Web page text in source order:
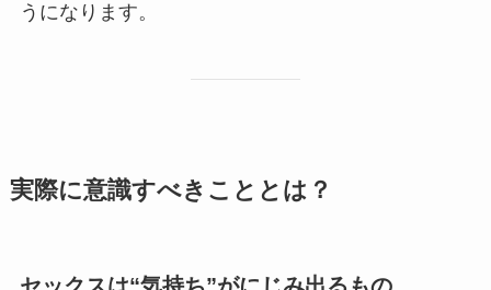
うになります。
実際に意識すべきこととは？